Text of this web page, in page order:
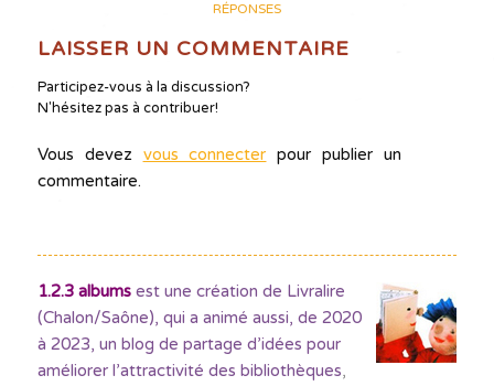
RÉPONSES
LAISSER UN COMMENTAIRE
Participez-vous à la discussion?
N'hésitez pas à contribuer!
Vous devez vous connecter pour publier un
commentaire.
1.2.3 albumsest une création de Livralire
(Chalon/Saône), qui a animé aussi, de 2020
à 2023, un blog de partage d’idées pour
améliorer l’attractivité des bibliothèques,